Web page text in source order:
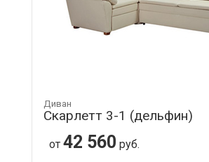
Диван
Скарлетт 3-1 (дельфин)
от 42 560 руб.